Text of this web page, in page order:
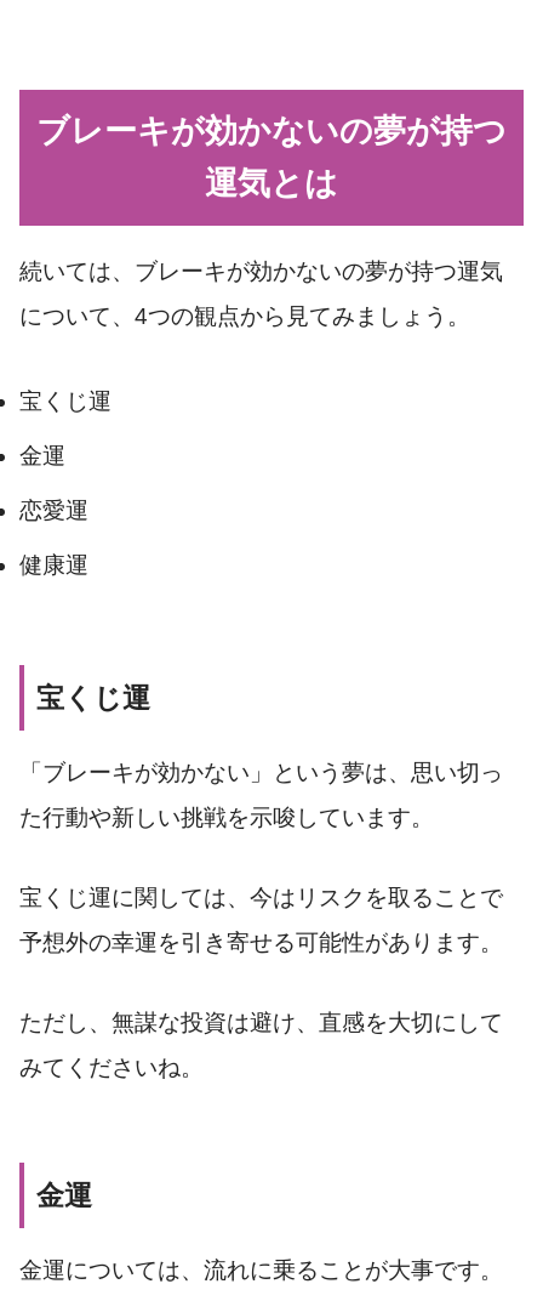
ブレーキが効かないの夢が持つ
運気とは
続いては、ブレーキが効かないの夢が持つ運気
について、4つの観点から見てみましょう。
宝くじ運
金運
恋愛運
健康運
宝くじ運
「ブレーキが効かない」という夢は、思い切っ
た行動や新しい挑戦を示唆しています。
宝くじ運に関しては、今はリスクを取ることで
予想外の幸運を引き寄せる可能性があります。
ただし、無謀な投資は避け、直感を大切にして
みてくださいね。
金運
金運については、流れに乗ることが大事です。